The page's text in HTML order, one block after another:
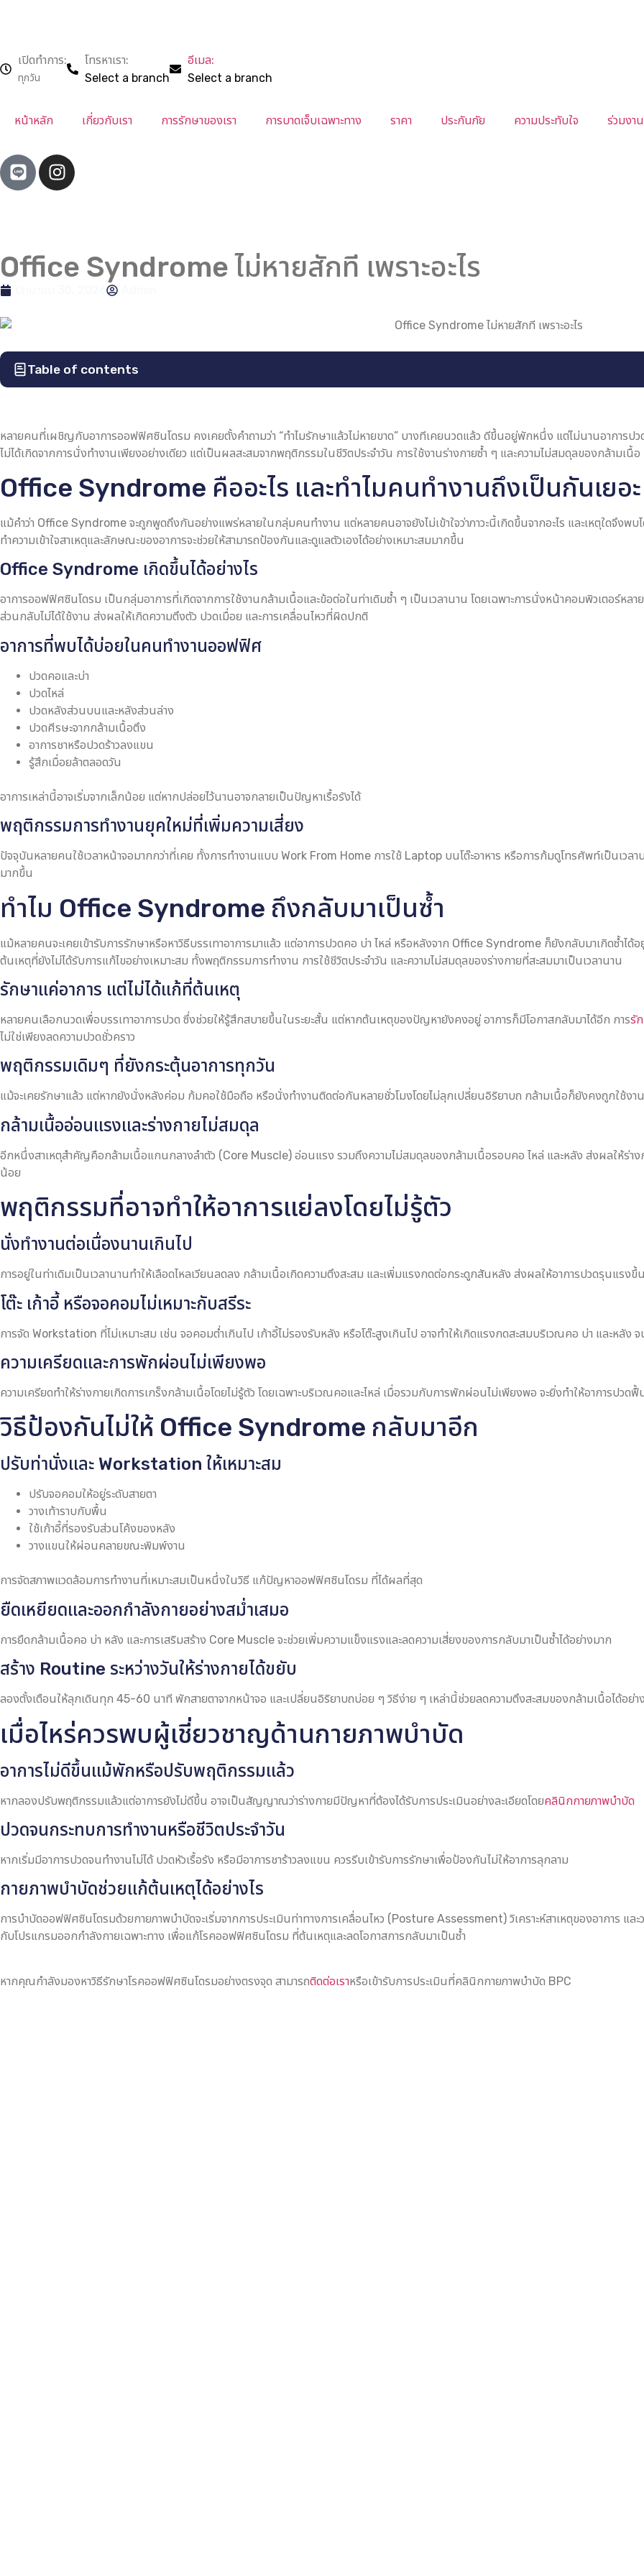
เปิดทำการ:
ทุกวัน
โทรหาเรา: อีเมล:
หน้าหลัก เกี่ยวกับเรา การรักษาของเรา การบาดเจ็บเฉพาะทาง ราคา ประกันภัย ความประทับใจ ร่วมงา
Office Syndrome ไม่หายสักที เพราะอะไร
Table of contents
หลายคนที่เผชิญกับอาการออฟฟิศซินโดรม คงเคยตั้งคำถามว่า “ทำไมรักษาแล้วไม่หายขาด” บางทีเคยนวดแล้ว ดีขึ้นอยู่พักหนึ่ง แต่ไม่นานอาการ
ไม่ได้เกิดจากการนั่งทำงานเพียงอย่างเดียว แต่เป็นผลสะสมจากพฤติกรรมในชีวิตประจำวัน การใช้งานร่างกายซ้ำ ๆ และความไม่สมดุลของกล้ามเนื้
Office Syndrome คืออะไร และทำไมคนทำงานถึงเป็นกันเยอะ
แม้คำว่า Office Syndrome จะถูกพูดถึงกันอย่างแพร่หลายในกลุ่มคนทำงาน แต่หลายคนอาจยังไม่เข้าใจว่าภาวะนี้เกิดขึ้นจากอะไร และเหตุใดจึง
ทำความเข้าใจสาเหตุและลักษณะของอาการจะช่วยให้สามารถป้องกันและดูแลตัวเองได้อย่างเหมาะสมมากขึ้น
Office Syndrome เกิดขึ้นได้อย่างไร
อาการออฟฟิศซินโดรม เป็นกลุ่มอาการที่เกิดจากการใช้งานกล้ามเนื้อและข้อต่อในท่าเดิมซ้ำ ๆ เป็นเวลานาน โดยเฉพาะการนั่งหน้าคอมพิวเตอร์ห
ส่วนกลับไม่ได้ใช้งาน ส่งผลให้เกิดความตึงตัว ปวดเมื่อย และการเคลื่อนไหวที่ผิดปกติ
อาการที่พบได้บ่อยในคนทำงานออฟฟิศ
ปวดคอและบ่า
ปวดไหล่
ปวดหลังส่วนบนและหลังส่วนล่าง
ปวดศีรษะจากกล้ามเนื้อตึง
อาการชาหรือปวดร้าวลงแขน
รู้สึกเมื่อยล้าตลอดวัน
อาการเหล่านี้อาจเริ่มจากเล็กน้อย แต่หากปล่อยไว้นานอาจกลายเป็นปัญหาเรื้อรังได้
พฤติกรรมการทำงานยุคใหม่ที่เพิ่มความเสี่ยง
ปัจจุบันหลายคนใช้เวลาหน้าจอมากกว่าที่เคย ทั้งการทำงานแบบ Work From Home การใช้ Laptop บนโต๊ะอาหาร หรือการก้มดูโทรศัพท์เป็นเว
มากขึ้น
ทำไม Office Syndrome ถึงกลับมาเป็นซ้ำ
แม้หลายคนจะเคยเข้ารับการรักษาหรือหาวิธีบรรเทาอาการมาแล้ว แต่อาการปวดคอ บ่า ไหล่ หรือหลังจาก Office Syndrome ก็ยังกลับมาเกิดซ้ำไ
ต้นเหตุที่ยังไม่ได้รับการแก้ไขอย่างเหมาะสม ทั้งพฤติกรรมการทำงาน การใช้ชีวิตประจำวัน และความไม่สมดุลของร่างกายที่สะสมมาเป็นเวลานาน
รักษาแค่อาการ แต่ไม่ได้แก้ที่ต้นเหตุ
หลายคนเลือกนวดเพื่อบรรเทาอาการปวด ซึ่งช่วยให้รู้สึกสบายขึ้นในระยะสั้น แต่หากต้นเหตุของปัญหายังคงอยู่ อาการก็มีโอกาสกลับมาได้อีก การรั
ไม่ใช่เพียงลดความปวดชั่วคราว
พฤติกรรมเดิมๆ ที่ยังกระตุ้นอาการทุกวัน
แม้จะเคยรักษาแล้ว แต่หากยังนั่งหลังค่อม ก้มคอใช้มือถือ หรือนั่งทำงานติดต่อกันหลายชั่วโมงโดยไม่ลุกเปลี่ยนอิริยาบถ กล้ามเนื้อก็ยังคงถูกใช้งา
กล้ามเนื้ออ่อนแรงและร่างกายไม่สมดุล
อีกหนึ่งสาเหตุสำคัญคือกล้ามเนื้อแกนกลางลำตัว (Core Muscle) อ่อนแรง รวมถึงความไม่สมดุลของกล้ามเนื้อรอบคอ ไหล่ และหลัง ส่งผลให้ร่าง
น้อย
พฤติกรรมที่อาจทำให้อาการแย่ลงโดยไม่รู้ตัว
นั่งทำงานต่อเนื่องนานเกินไป
การอยู่ในท่าเดิมเป็นเวลานานทำให้เลือดไหลเวียนลดลง กล้ามเนื้อเกิดความตึงสะสม และเพิ่มแรงกดต่อกระดูกสันหลัง ส่งผลให้อาการปวดรุนแรงขึ้
โต๊ะ เก้าอี้ หรือจอคอมไม่เหมาะกับสรีระ
การจัด Workstation ที่ไม่เหมาะสม เช่น จอคอมต่ำเกินไป เก้าอี้ไม่รองรับหลัง หรือโต๊ะสูงเกินไป อาจทำให้เกิดแรงกดสะสมบริเวณคอ บ่า และหลัง
ความเครียดและการพักผ่อนไม่เพียงพอ
ความเครียดทำให้ร่างกายเกิดการเกร็งกล้ามเนื้อโดยไม่รู้ตัว โดยเฉพาะบริเวณคอและไหล่ เมื่อรวมกับการพักผ่อนไม่เพียงพอ จะยิ่งทำให้อาการปวดฟื้
วิธีป้องกันไม่ให้ Office Syndrome กลับมาอีก
ปรับท่านั่งและ Workstation ให้เหมาะสม
ปรับจอคอมให้อยู่ระดับสายตา
วางเท้าราบกับพื้น
ใช้เก้าอี้ที่รองรับส่วนโค้งของหลัง
วางแขนให้ผ่อนคลายขณะพิมพ์งาน
การจัดสภาพแวดล้อมการทำงานที่เหมาะสมเป็นหนึ่งในวิธี แก้ปัญหาออฟฟิศซินโดรม ที่ได้ผลที่สุด
ยืดเหยียดและออกกำลังกายอย่างสม่ำเสมอ
การยืดกล้ามเนื้อคอ บ่า หลัง และการเสริมสร้าง Core Muscle จะช่วยเพิ่มความแข็งแรงและลดความเสี่ยงของการกลับมาเป็นซ้ำได้อย่างมาก
สร้าง Routine ระหว่างวันให้ร่างกายได้ขยับ
ลองตั้งเตือนให้ลุกเดินทุก 45-60 นาที พักสายตาจากหน้าจอ และเปลี่ยนอิริยาบถบ่อย ๆ วิธีง่าย ๆ เหล่านี้ช่วยลดความตึงสะสมของกล้ามเนื้อได้อย่า
เมื่อไหร่ควรพบผู้เชี่ยวชาญด้านกายภาพบำบัด
อาการไม่ดีขึ้นแม้พักหรือปรับพฤติกรรมแล้ว
หากลองปรับพฤติกรรมแล้วแต่อาการยังไม่ดีขึ้น อาจเป็นสัญญาณว่าร่างกายมีปัญหาที่ต้องได้รับการประเมินอย่างละเอียดโดยคลินิกกายภาพบำบัด
ปวดจนกระทบการทำงานหรือชีวิตประจำวัน
หากเริ่มมีอาการปวดจนทำงานไม่ได้ ปวดหัวเรื้อรัง หรือมีอาการชาร้าวลงแขน ควรรีบเข้ารับการรักษาเพื่อป้องกันไม่ให้อาการลุกลาม
กายภาพบำบัดช่วยแก้ต้นเหตุได้อย่างไร
การบําบัดออฟฟิศซินโดรมด้วยกายภาพบำบัดจะเริ่มจากการประเมินท่าทางการเคลื่อนไหว (Posture Assessment) วิเคราะห์สาเหตุของอาการ แ
กับโปรแกรมออกกำลังกายเฉพาะทาง เพื่อแก้โรคออฟฟิศซินโดรม ที่ต้นเหตุและลดโอกาสการกลับมาเป็นซ้ำ
หากคุณกำลังมองหาวิธีรักษาโรคออฟฟิศซินโดรมอย่างตรงจุด สามารถติดต่อเราหรือเข้ารับการประเมินที่คลินิกกายภาพบำบัด BPC